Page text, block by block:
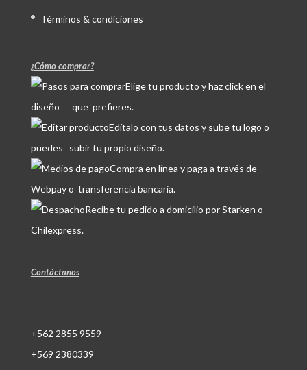
Términos & condiciones
¿Cómo comprar?
Elige tu producto y haz click en el
diseño que prefieres.
Edítalo con tus datos y sube tu logo o
puedes subir tu propio diseño.
Compra en línea y paga a través de
Webpay o transferencia bancaria.
Recibe tu pedido a domicilio por Starken o
Chilexpress.
Contáctanos
+562 2855 9559
+569 2380339